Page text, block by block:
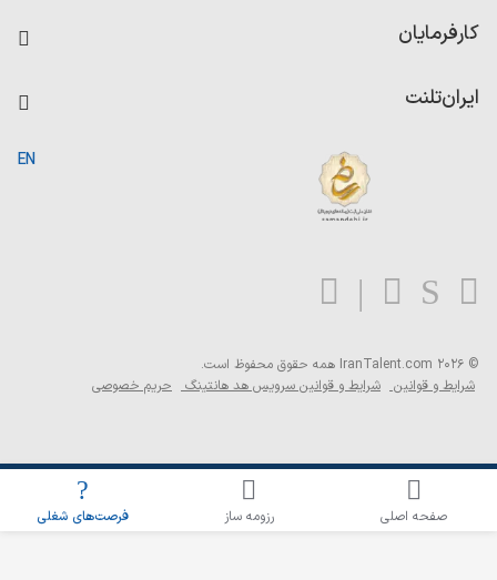
اطلاع‌رسانی شغلی را برای این جستجو فعال کنید
امتیاز شرکت‌ها
کاردیکس
کارفرمایان
ایران‌تلنت
بلاگ
EN
© 2026 IranTalent.com
همه حقوق محفوظ است.
شرایط و قوانین شرایط و قوانین سرویس هد هانتینگ حریم خصوصی
صفحه اصلی رزومه ساز فرصت‌های شغلی